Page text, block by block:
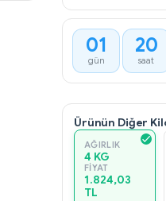
01
gün
20
saat
Ürünün Diğer
AĞIRLIK
4 KG
FIYAT
1.824,03
TL